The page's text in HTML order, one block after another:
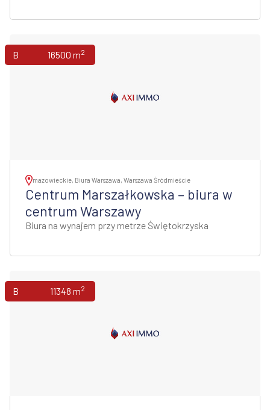
Biura 16500 m2
mazowieckie, Biura Warszawa, Warszawa Śródmieście
Centrum Marszałkowska – biura w
centrum Warszawy
Biura na wynajem przy metrze Świętokrzyska
Biura 11348 m2